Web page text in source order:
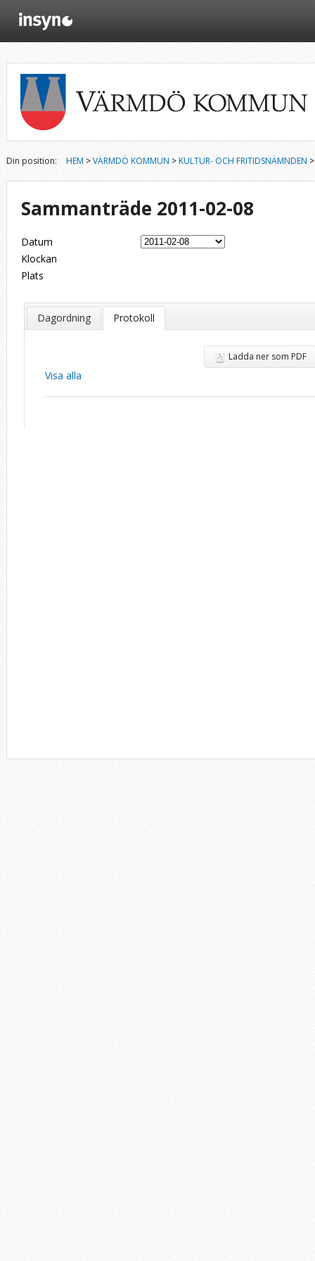
Din position: HEM >VÄRMDÖ KOMMUN >KULTUR- OCH FRITIDSNÄMNDEN
Sammanträde 2011-02-08
Datum
Klockan
Plats
Dagordning Protokoll
Ladda ner som PDF
Visa alla